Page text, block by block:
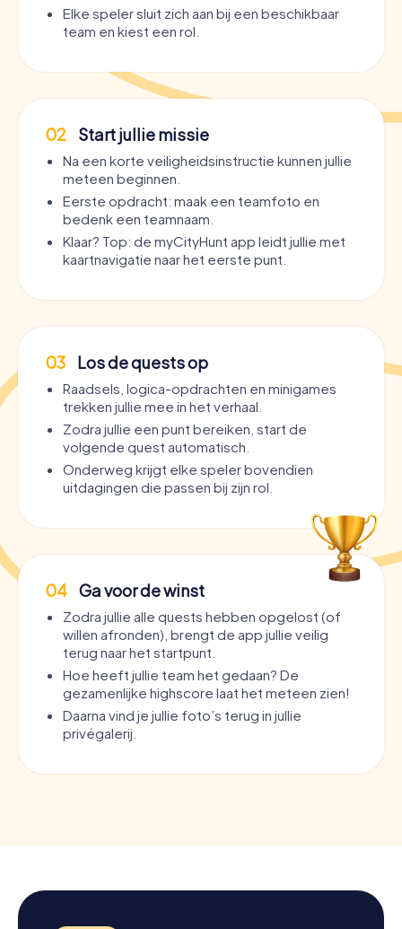
Elke speler sluit zich aan bij een beschikbaar
team en kiest een rol.
02 Start jullie missie
Na een korte veiligheidsinstructie kunnen jullie
meteen beginnen.
Eerste opdracht: maak een teamfoto en
bedenk een teamnaam.
Klaar? Top: de myCityHunt app leidt jullie met
kaartnavigatie naar het eerste punt.
03 Los de quests op
Raadsels, logica-opdrachten en minigames
trekken jullie mee in het verhaal.
Zodra jullie een punt bereiken, start de
volgende quest automatisch.
Onderweg krijgt elke speler bovendien
uitdagingen die passen bij zijn rol.
04 Ga voor de winst
Zodra jullie alle quests hebben opgelost (of
willen afronden), brengt de app jullie veilig
terug naar het startpunt.
Hoe heeft jullie team het gedaan? De
gezamenlijke highscore laat het meteen zien!
Daarna vind je jullie foto’s terug in jullie
privégalerij.